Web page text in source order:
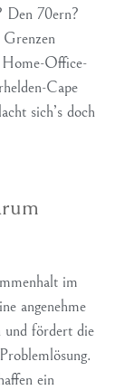
Den 70ern?
Grenzen
Home-Office-
Cape
sich’s doch
im
angenehme
und fördert die
ein